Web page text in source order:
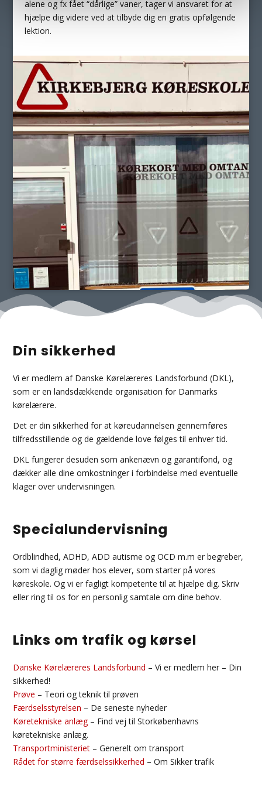
alene og fx fået “dårlige” vaner, tager vi ansvaret for at
hjælpe dig videre ved at tilbyde dig en gratis opfølgende
lektion.
Din sikkerhed
Vi er medlem af Danske Kørelæreres Landsforbund (DKL),
som er en landsdækkende organisation for Danmarks
kørelærere.
Det er din sikkerhed for at køreudannelsen gennemføres
tilfredsstillende og de gældende love følges til enhver tid.
DKL fungerer desuden som ankenævn og garantifond, og
dækker alle dine omkostninger i forbindelse med eventuelle
klager over undervisningen.
Specialundervisning
Ordblindhed, ADHD, ADD autisme og OCD m.m er begreber,
som vi daglig møder hos elever, som starter på vores
køreskole. Og vi er fagligt kompetente til at hjælpe dig. Skriv
eller ring til os for en personlig samtale om dine behov.
Links om trafik og kørsel
Danske Kørelæreres Landsforbund – Vi er medlem her – Din
sikkerhed!
Prøve – Teori og teknik til prøven
Færdselsstyrelsen – De seneste nyheder
Køretekniske anlæg– Find vej til Storkøbenhavns
køretekniske anlæg.
Transportministeriet – Generelt om transport
Rådet for større færdselssikkerhed – Om Sikker trafik